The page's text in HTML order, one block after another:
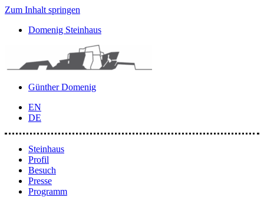
Zum Inhalt springen
Domenig Steinhaus
Günther Domenig
EN
DE
Steinhaus
Profil
Besuch
Presse
Programm